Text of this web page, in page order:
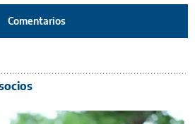
Comentarios